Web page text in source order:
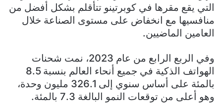
التي يقع مقرها في كوبرتينو تتأقلم بشكل أفضل من
منافسيها مع انخفاض على مستوى الصناعة خلال
العامين الماضيين.
وفي الربع الرابع من عام 2023، نمت شحنات
الهواتف الذكية في جميع أنحاء العالم بنسبة 8.5
بالمئة على أساس سنوي إلى 326.1 مليون وحدة،
وهو أعلى من توقعات النمو البالغة 7.3 بالمئة.